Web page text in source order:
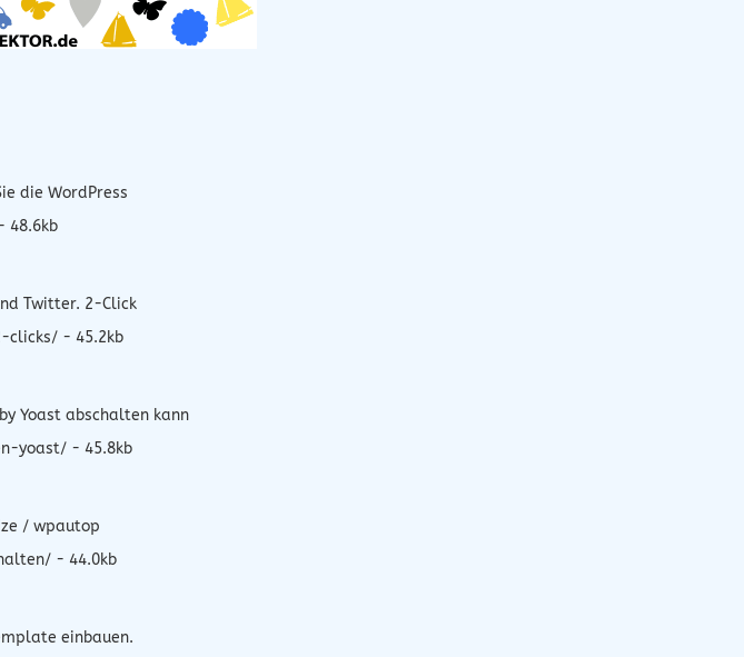
die WordPress
48.6kb
Twitter. 2-Click
- 45.2kb
Yoast abschalten kann
yoast/ - 45.8kb
/ wpautop
- 44.0kb
einbauen.